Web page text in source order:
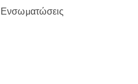
Ενσωματώσεις